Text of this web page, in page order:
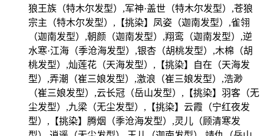
狼王族（特木尔发型）,军神·盖世（特木尔发型）,苍狼
宗主（特木尔发型）,【挑染】凤姿（迦南发型）,雀翎
（迦南发型）,朝颜（迦南发型）,翔鸾（迦南发型）,逆
水寒·江海（季沧海发型）,银杏（胡桃发型）,木棉（胡
桃发型）,灿莲花（天海发型）,【挑染】自在（天海发
型）,弄潮（崔三娘发型）,激浪（崔三娘发型）,浩渺
（崔三娘发型）,云长冠（岳山发型）,【挑染】羽客（无
尘发型）,九梁（无尘发型）,【挑染】云霞（宁红夜发
型）,【挑染】腾烟（季沧海发型）,灵儿（顾清寒发